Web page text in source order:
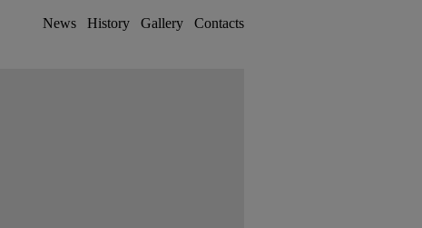
News History Gallery Contacts